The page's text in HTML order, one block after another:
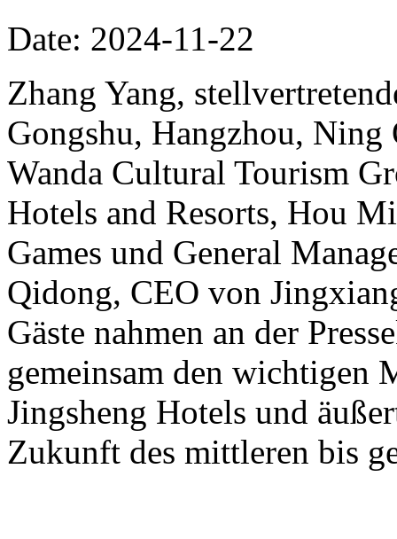
Date: 2024-11-22
Zhang Yang,
Gongshu, Hangzhou,
Wanda Cultural Tourism
Hotels and Resorts, Hou
Games und General
Qidong, CEO von
Gäste nahmen an der
gemeinsam den wichtigen
Jingsheng Hotels und
Zukunft des mittleren bis